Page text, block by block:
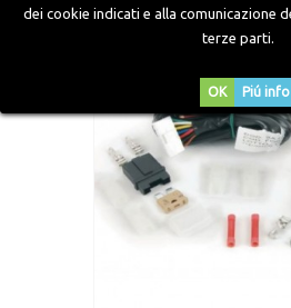
dei cookie indicati e alla comunicazione
terze parti.
OK Piú info